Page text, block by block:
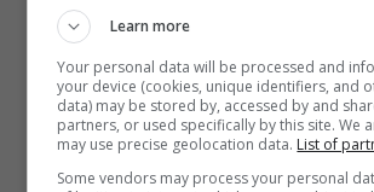
confronti del PD sia dovuta
idee di sinistra, che sembrano
trovare terreno fertile, quanto
che tali idee rappresentano.
ci siano i “volti noti ” e il
Learn more
Your personal data will be processed and
your device (cookies, unique identifiers, and
data) may be stored by, accessed by and
partners, or used specifically by this site. We
may use precise geolocation data. List of
Some vendors may process your personal